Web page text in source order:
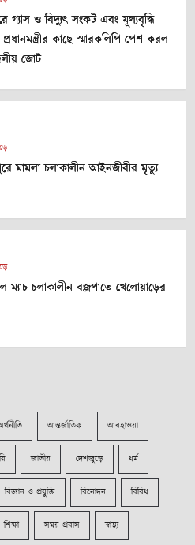
গ্যাস ও বিদ্যুৎ সংকট এবং মূল্যবৃদ্ধি
কাছে স্মারকলিপি পেশ করল
জোট
মামলা চলাকালীন আইনজীবীর মৃত্যু
ম্যাচ চলাকালীন বজ্রপাতে খেলোয়াড়ের
আন্তর্জাতিক আবহাওয়া
জাতীয় দেশজুড়ে ধর্ম
বিজ্ঞান ও প্রযুক্তি বিনোদন বিবিধ
শিক্ষা সময় প্রবাস স্বাস্থ্য